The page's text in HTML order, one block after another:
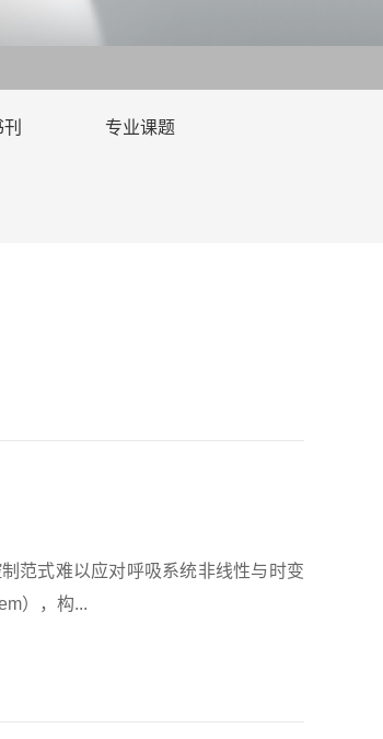
专业课题
范式难以应对呼吸系统非线性与时变
），构...